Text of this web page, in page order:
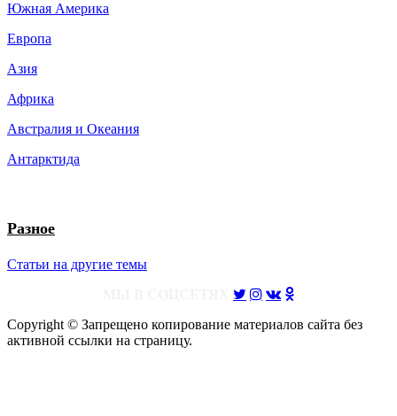
Южная Америка
Европа
Азия
Африка
Австралия и Океания
Антарктида
Разное
Статьи на другие темы
Copyright © Запрещено копирование материалов сайта без
активной ссылки на страницу.